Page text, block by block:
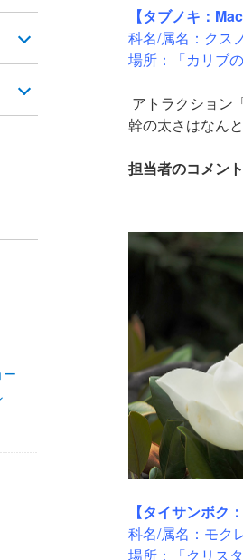
【タブノキ：
科名/属名：クス
場所：「カリブ
アトラクション
幹の太さはなん
担当者のコメント
【タイサンボク
科名/属名：モク
場所：「クリス